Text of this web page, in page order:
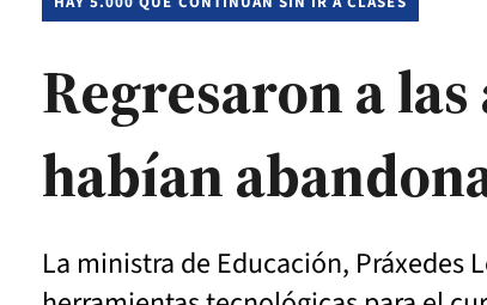
Regresaron a
habían
La ministra de Educación,